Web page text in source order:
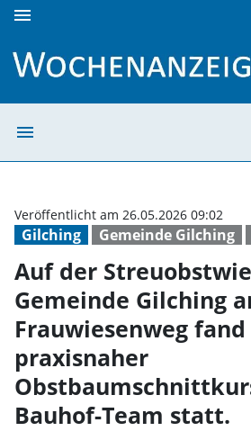
menu
menu
Gilching Gemeinde Gilching
Veröffentlicht am 26.05.2026 09:02
Auf der
Gemeinde Gilching
Frauwiesenweg
praxisnaher
Bauhof-Team statt.